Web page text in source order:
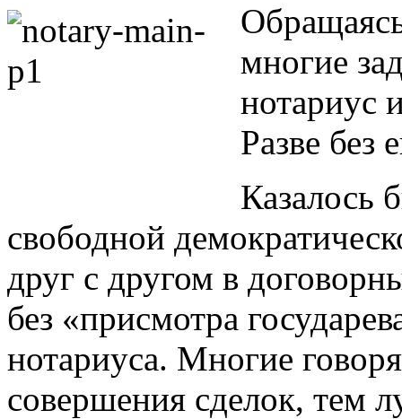
многие
нотариус
Разве без
Казалось
свободной
друг с другом в
без «присмотра
нотариуса. Многие
совершения сделок, тем